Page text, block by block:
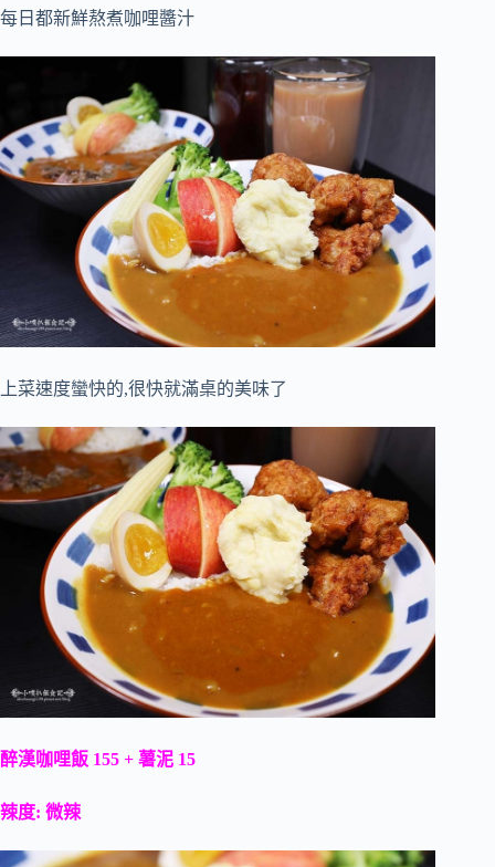
每日都新鮮熬煮咖哩醬汁
上菜速度蠻快的,很快就滿桌的美味了
醉漢咖哩飯 155 + 薯泥 15
辣度: 微辣